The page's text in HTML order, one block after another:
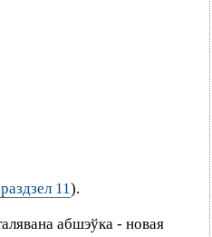
11).
абшэўка - новая